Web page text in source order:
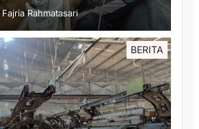
Fajria Rahmatasari
BERITA